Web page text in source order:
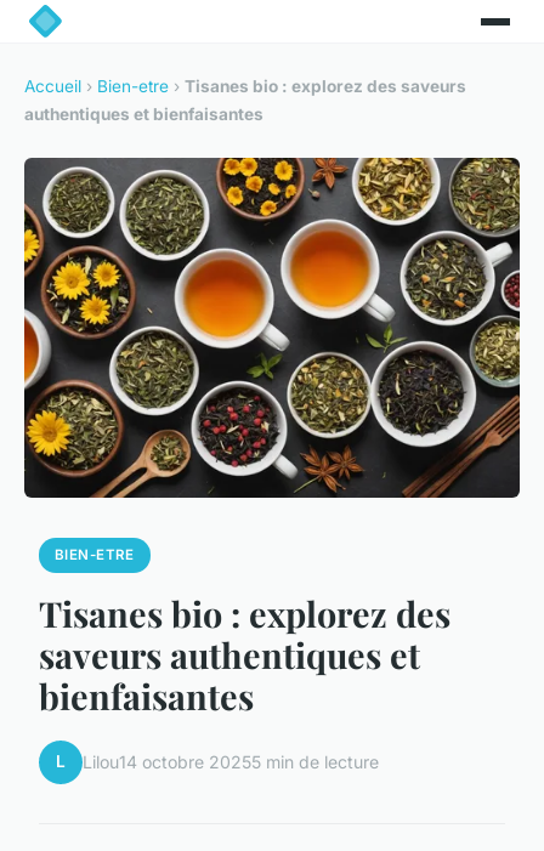
Accueil › Bien-etre › Tisanes bio : explorez des saveurs
authentiques et bienfaisantes
BIEN-ETRE
Tisanes bio : explorez des
saveurs authentiques et
bienfaisantes
L Lilou14 octobre 20255 min de lecture